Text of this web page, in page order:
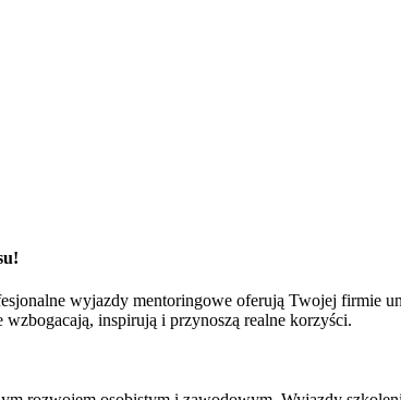
wyjazdy mentoringowe oferują Twojej firmie
inspirują i przynoszą realne korzyści.